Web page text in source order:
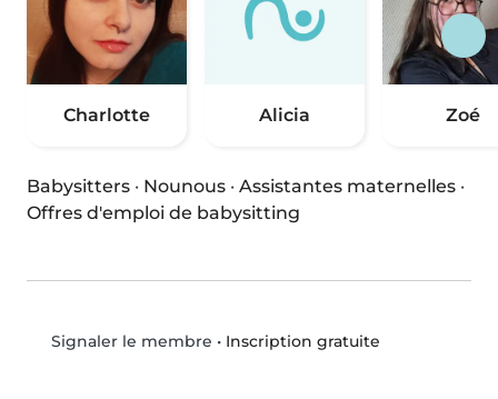
Charlotte Alicia Zoé
Babysitters · Nounous · Assistantes maternelles ·
Offres d'emploi de babysitting
Signaler le membre • Inscription gratuite